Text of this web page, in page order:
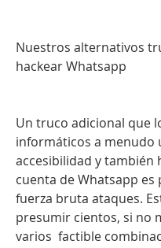
Nuestros alternativos
hackear Whatsapp
Un truco adicional que
informáticos a menudo
accesibilidad y también
cuenta de Whatsapp es
fuerza bruta ataques.
presumir cientos, si no
varios  factible